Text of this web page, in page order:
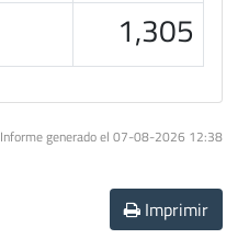
1,305
Informe generado el 07-08-2026 12:38
Imprimir